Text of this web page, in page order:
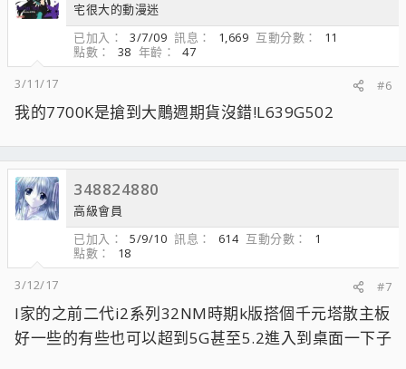
宅很大的動漫迷
已加入
3/7/09 訊息 1,669 互動分數
11
點數
38 年齡
47
3/11/17
#6
我的7700K是搶到大鵰週期貨沒錯!L639G502
348824880
高級會員
已加入
5/9/10 訊息 614 互動分數
1
點數
18
3/12/17
#7
I家的之前二代i2系列32NM時期k版搭個千元塔散主板
好一些的有些也可以超到5G甚至5.2進入到桌面一下子